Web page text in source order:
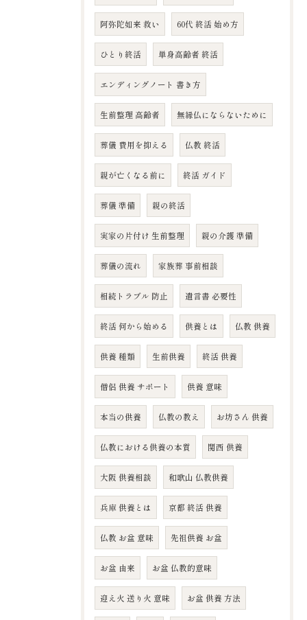
阿弥陀如来 救い 60代 終活 始め方
ひとり終活 単身高齢者 終活
エンディングノート 書き方
生前整理 高齢者 無縁仏にならないために
葬儀 費用を抑える 仏教 終活
親が亡くなる前に 終活 ガイド
葬儀 準備 親の終活
実家の片付け 生前整理 親の介護 準備
葬儀の流れ 家族葬 事前相談
相続トラブル 防止 遺言書 必要性
終活 何から始める 供養とは 仏教 供養
供養 種類 生前供養 終活 供養
僧侶 供養 サポート 供養 意味
本当の供養 仏教の教え お坊さん 供養
仏教における供養の本質 関西 供養
大阪 供養相談 和歌山 仏教供養
兵庫 供養とは 京都 終活 供養
仏教 お盆 意味 先祖供養 お盆
お盆 由来 お盆 仏教的意味
迎え火 送り火 意味 お盆 供養 方法